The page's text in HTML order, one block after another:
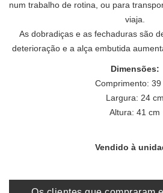
num trabalho de rotina, ou para
viaja.
As dobradiças e as fechaduras são
deterioração e a alça embutida
Dimensões:
Comprimento: 39
Largura: 24 cm
Altura: 41 cm
Vendido à